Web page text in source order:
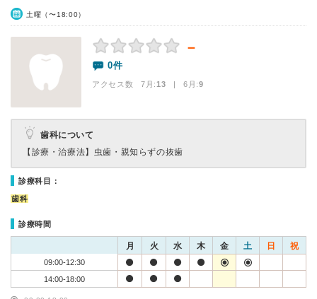
土曜（〜18:00）
－
0件
アクセス数 7月:13 | 6月:9
歯科について
【診療・治療法】 虫歯・親知らずの抜歯
診療科目：
歯科
診療時間
月 火 水 木 金 土 日 祝
09:00-12:30
14:00-18:00